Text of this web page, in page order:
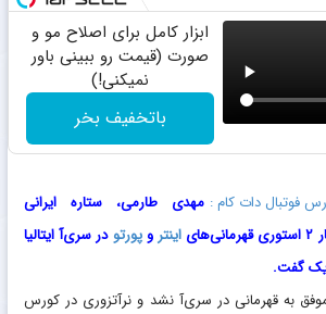
ابزار کامل برای اصلاح مو و
صورت (قیمت رو ببینی باور
نمیکنی!)
باتخفیف بخر
فوتبال دات کام : مهدی طارمی، ستاره ایرانی
اینتر وپورتو در سری‌آ ایتالیا
گفت.
به قهرمانی در سری‌آ نشد و نرآتزوری در کورس